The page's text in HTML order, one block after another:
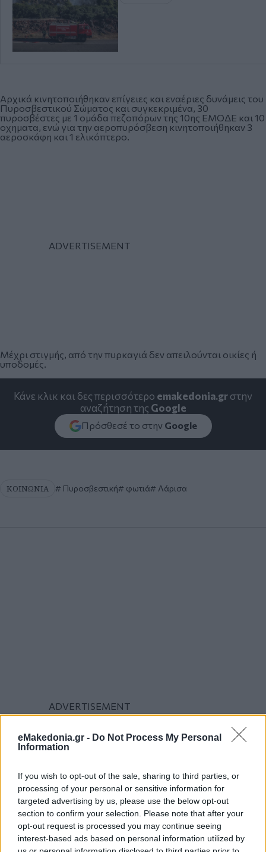
eMakedonia.gr - Do Not Process My Personal
Information
If you wish to opt-out of the sale, sharing to third parties, or
processing of your personal or sensitive information for
targeted advertising by us, please use the below opt-out
section to confirm your selection. Please note that after your
opt-out request is processed you may continue seeing
interest-based ads based on personal information utilized by
Αρχικά κινητοποιήθηκαν επίγειες και εναέριες δυνάμεις του
Πυροσβεστικού Σώματος και συγκεκριμένα, 30
πυροσβέστες με 1 ομάδα πεζοπόρων της 10ης ΕΜΟΔΕ και 10
οχηματα, ενώ για την αεροπυρόσβεση κινητοποιήθηκαν 3
αεροσκάφη και 1 ελικόπτερο.
Μέχρι στιγμής, από την πυρκαγιά δεν απειλούνται οικίες ή
υποδομές.
Κάνε κλικ και δες περισσότερο emakedonia.grστην
αναζήτηση της Google
Πρόσθεσέ το στην Google
ΚΟΙΝΩΝΙΑ Πυροσβεστική φωτιά Λάρισα